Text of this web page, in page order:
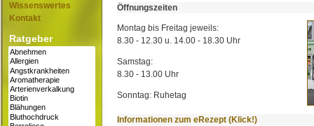
Wissenswertes
Kontakt
Ratgeber
Öffnungszeiten
Montag bis Freitag jeweils:
8.30 - 12.30 u. 14.00 - 18.30 Uhr
Samstag:
8.30 - 13.00 Uhr
Sonntag: Ruhetag
Informationen zum eRezept (Klick!)